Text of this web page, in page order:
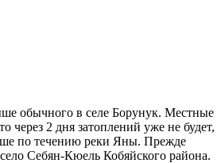
обычного в селе Борунук. Местные
через 2 дня затоплений уже не будет,
по течению реки Яны. Прежде
Себян-Кюель Кобяйского района.